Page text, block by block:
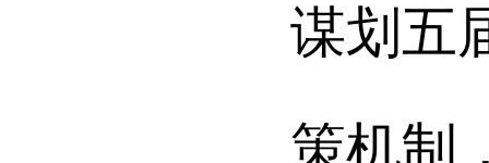
谋划五
策机制